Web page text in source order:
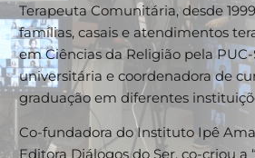
Terapeuta Comunitária, desde
famílias, casais e atendimentos
em Ciências da Religião pela PUC-
universitária e coordenadora de
graduação em diferentes
Co-fundadora do Instituto Ipê
Editora Diálogos do Ser, co-criou a